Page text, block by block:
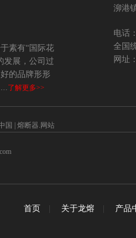
素有“国际花
发展，公司过
的品牌形形
了解更多>>
泖港
电话
全国
网址
国 | 熔断器.网站
首页 关于龙熔 产品